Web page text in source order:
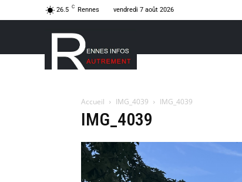
26.5 C Rennes vendredi 7 août 2026
Accueil IMG_4039 IMG_4039
IMG_4039